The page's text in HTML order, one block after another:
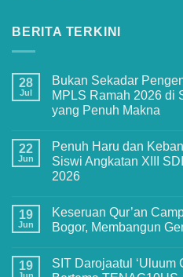
BERITA TERKINI
28
Jul
Bukan Sekadar
MPLS Ramah 2026 di
yang Penuh Makna
on
Bukan
Sekadar
Pengenalan
Keseruan
MPLS
Ramah
SMPIT
Darojaatul
22
Jun
Penuh Haru dan
Siswi Angkatan XIII
2026
on
Penuh
Haru
Pelepasan
Siswa-
19
Jun
Keseruan Qur’an
Bogor, Membangun
on
Keseruan
19
SIT Darojaatul ‘Uluum